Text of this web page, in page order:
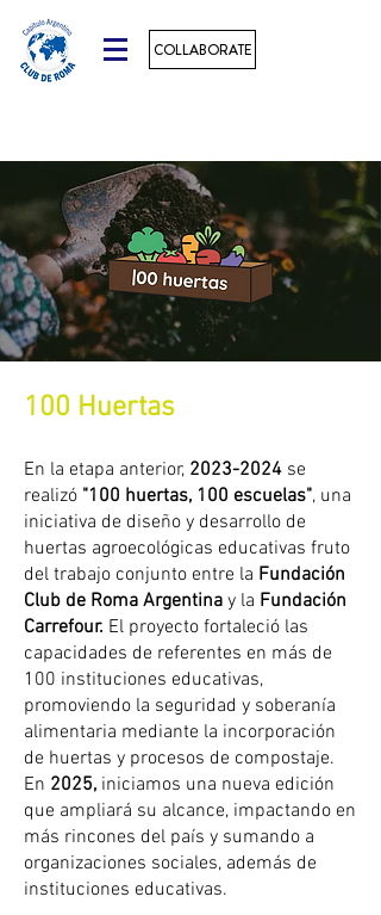
COLLABORATE
100 Huertas
En la etapa anterior, 2023-2024 se
realizó "100 huertas, 100 escuelas", una
iniciativa de diseño y desarrollo de
huertas agroecológicas educativas fruto
del trabajo conjunto entre la Fundación
Club de Roma Argentina y la Fundación
Carrefour. El proyecto fortaleció las
capacidades de referentes en más de
100 instituciones educativas,
promoviendo la seguridad y soberanía
alimentaria mediante la incorporación
de huertas y procesos de compostaje.
En 2025, iniciamos una nueva edición
que ampliará su alcance, impactando en
más rincones del país y sumando a
organizaciones sociales, además de
instituciones educativas.